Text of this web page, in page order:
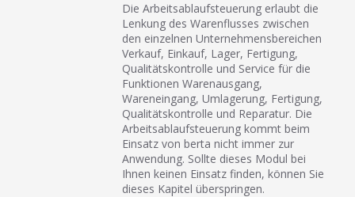
Die Arbeitsablaufsteuerung erlaubt die
Lenkung des Warenflusses zwischen
den einzelnen Unternehmensbereichen
Verkauf, Einkauf, Lager, Fertigung,
Qualitätskontrolle und Service für die
Funktionen Warenausgang,
Wareneingang, Umlagerung, Fertigung,
Qualitätskontrolle und Reparatur. Die
Arbeitsablaufsteuerung kommt beim
Einsatz von berta nicht immer zur
Anwendung. Sollte dieses Modul bei
Ihnen keinen Einsatz finden, können Sie
dieses Kapitel überspringen.